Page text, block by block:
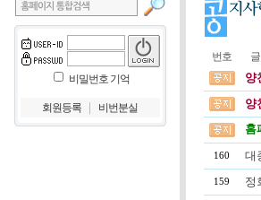
비밀번호 기억
회원등록 비번분실
번호 글
양
양
홈
160 대
159 정